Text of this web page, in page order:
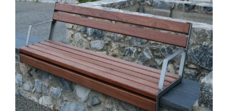
Previous Next